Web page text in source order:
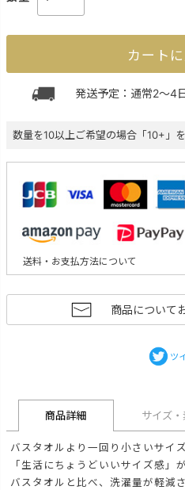
カート
発送予定：通常2～4
数量を10以上ご希望の場合「10+」
送料・お支払方法について
商品について
ツ
商品詳細 サイズ
バスタオルより一回り小さいサイ
「生活にちょうどいいサイズ感」
バスタオルと比べ、洗濯量が軽減